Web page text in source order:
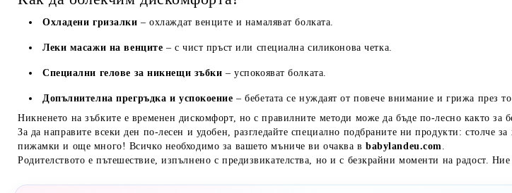
Охладени гризалки – охлаждат венците и намаляват болката.
Леки масажи на венците – с чист пръст или специална силиконова четка.
Специални гелове за никнещи зъбки – успокояват болката.
Допълнителна прегръдка и успокоение – бебетата се нуждаят от повече внимание и грижа през
Никненето на зъбките е временен дискомфорт, но с правилните методи може да бъде по-лесно както за
За да направите всеки ден по-лесен и удобен, разгледайте специално подбраните ни продукти: столче
пижамки и още много! Всичко необходимо за вашето мъниче ви очаква вbabylandeu.com.
Родителството е пътешествие, изпълнено с предизвикателства, но и с безкрайни моменти на радост.